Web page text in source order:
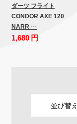
ダーツ フライト
CONDOR AXE 120
NARR …
1,680 円
並び替え